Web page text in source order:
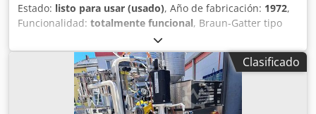
Estado: listo para usar (usado), Año de fabricación: 1972,
Funcionalidad: totalmente funcional, Braun-Gatter tipo
CH6B-70, año 1972 Bastidor oscilante sin ajuste de ancho
con cuña divisora tensor de sierra - presión lateral
hidráulica, año 1989 Transportador transversal de troncos
de 4 cadenas, aprox. 7 m de largo, año 1980
Individualizador de troncos de 5 cadenas, aprox. 1,40 m de
Clasificado